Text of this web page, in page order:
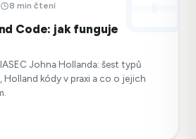
8 min čtení
Code: jak funguje
Johna Hollanda: šest typů
kódy v praxi a co o jejich